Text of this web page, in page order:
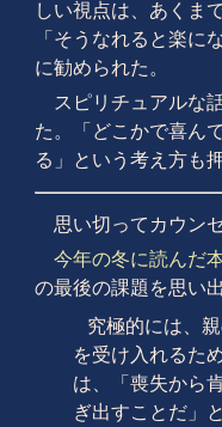
しい視点は、あくま
「そうなれると楽に
に勧められた。
スピリチュアルな
た。「どこかで喜ん
る」という考え方も
思い切ってカウン
今年の冬に読んだ
の最後の課題を思い出
究極的には、
を受け入れるた
は、「喪失から
ぎ出すことだ」